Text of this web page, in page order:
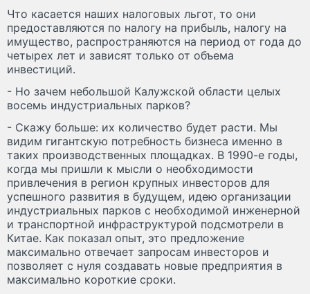
Что касается наших налоговых льгот, то они
предоставляются по налогу на прибыль, налогу на
имущество, распространяются на период от года до
четырех лет и зависят только от объема
инвестиций.
- Но зачем небольшой Калужской области целых
восемь индустриальных парков?
- Скажу больше: их количество будет расти. Мы
видим гигантскую потребность бизнеса именно в
таких производственных площадках. В 1990-е годы,
когда мы пришли к мысли о необходимости
привлечения в регион крупных инвесторов для
успешного развития в будущем, идею организации
индустриальных парков с необходимой инженерной
и транспортной инфраструктурой подсмотрели в
Китае. Как показал опыт, это предложение
максимально отвечает запросам инвесторов и
позволяет с нуля создавать новые предприятия в
максимально короткие сроки.